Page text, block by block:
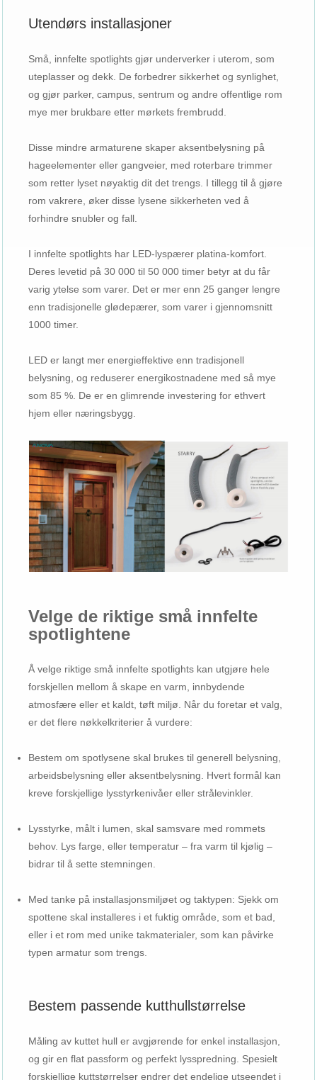
Utendørs installasjoner
Små, innfelte spotlights gjør underverker i uterom, som
uteplasser og dekk. De forbedrer sikkerhet og synlighet,
og gjør parker, campus, sentrum og andre offentlige rom
mye mer brukbare etter mørkets frembrudd.
Disse mindre armaturene skaper aksentbelysning på
hageelementer eller gangveier, med roterbare trimmer
som retter lyset nøyaktig dit det trengs. I tillegg til å gjøre
rom vakrere, øker disse lysene sikkerheten ved å
forhindre snubler og fall.
I innfelte spotlights har LED-lyspærer platina-komfort.
Deres levetid på 30 000 til 50 000 timer betyr at du får
varig ytelse som varer. Det er mer enn 25 ganger lengre
enn tradisjonelle glødepærer, som varer i gjennomsnitt
1000 timer.
LED er langt mer energieffektive enn tradisjonell
belysning, og reduserer energikostnadene med så mye
som 85 %. De er en glimrende investering for ethvert
hjem eller næringsbygg.
Velge de riktige små innfelte
spotlightene
Å velge riktige små innfelte spotlights kan utgjøre hele
forskjellen mellom å skape en varm, innbydende
atmosfære eller et kaldt, tøft miljø. Når du foretar et valg,
er det flere nøkkelkriterier å vurdere:
Bestem om spotlysene skal brukes til generell belysning,
arbeidsbelysning eller aksentbelysning. Hvert formål kan
kreve forskjellige lysstyrkenivåer eller strålevinkler.
Lysstyrke, målt i lumen, skal samsvare med rommets
behov. Lys farge, eller temperatur – fra varm til kjølig –
bidrar til å sette stemningen.
Med tanke på installasjonsmiljøet og taktypen: Sjekk om
spottene skal installeres i et fuktig område, som et bad,
eller i et rom med unike takmaterialer, som kan påvirke
typen armatur som trengs.
Bestem passende kutthullstørrelse
Måling av kuttet hull er avgjørende for enkel installasjon,
og gir en flat passform og perfekt lysspredning. Spesielt
forskjellige kuttstørrelser endrer det endelige utseendet i